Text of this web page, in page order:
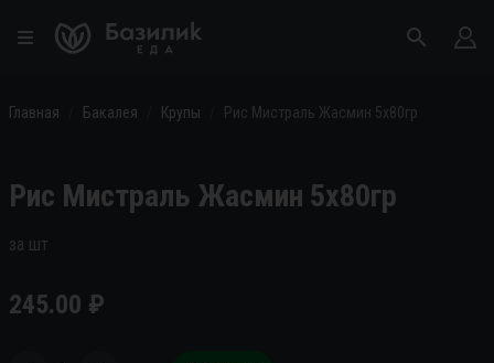
Главная Бакалея Крупы Рис Мистраль Жасмин 5х80гр
Рис Мистраль Жасмин 5х80гр
за шт
245.00 ₽